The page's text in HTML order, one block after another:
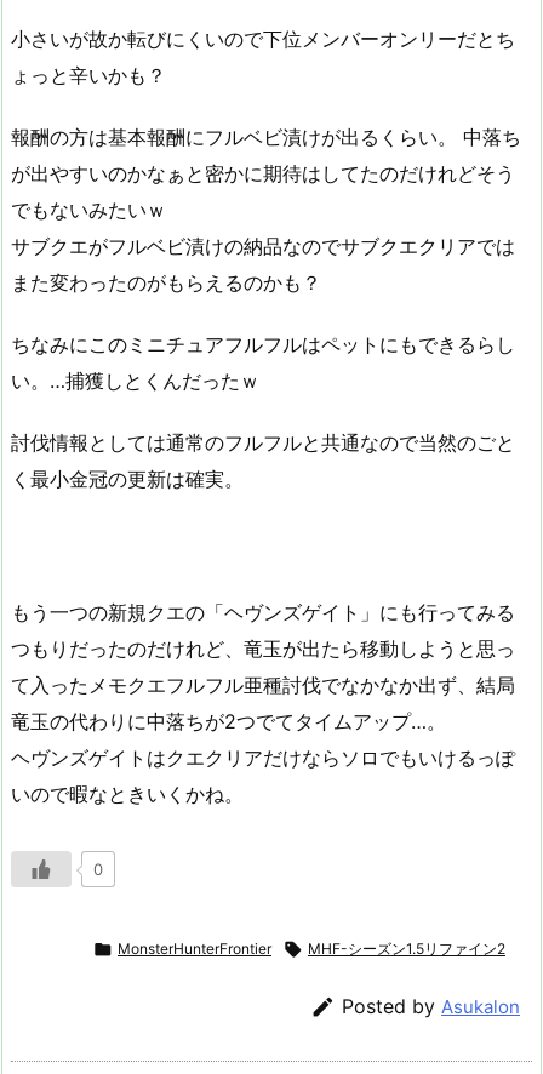
小さいが故か転びにくいので下位メンバーオンリーだとち
ょっと辛いかも？
報酬の方は基本報酬にフルベビ漬けが出るくらい。 中落ち
が出やすいのかなぁと密かに期待はしてたのだけれどそう
でもないみたいｗ
サブクエがフルベビ漬けの納品なのでサブクエクリアでは
また変わったのがもらえるのかも？
ちなみにこのミニチュアフルフルはペットにもできるらし
い。…捕獲しとくんだったｗ
討伐情報としては通常のフルフルと共通なので当然のごと
く最小金冠の更新は確実。
もう一つの新規クエの「ヘヴンズゲイト」にも行ってみる
つもりだったのだけれど、竜玉が出たら移動しようと思っ
て入ったメモクエフルフル亜種討伐でなかなか出ず、結局
竜玉の代わりに中落ちが2つでてタイムアップ…。
ヘヴンズゲイトはクエクリアだけならソロでもいけるっぽ
いので暇なときいくかね。
0
 MonsterHunterFrontier  MHF-シーズン1.5リファイン2
 Posted by Asukalon